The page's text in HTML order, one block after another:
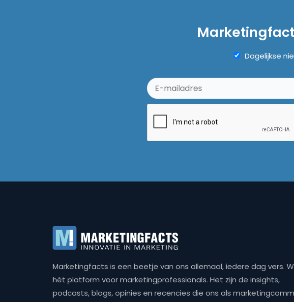
Dagelijkse
Marketingfacts is een beetje van ons allemaal, iedere dag vers.
hét platform voor marketingprofessionals. Het zijn de insights,
podcasts, blogs, opinies en recencies die ons als